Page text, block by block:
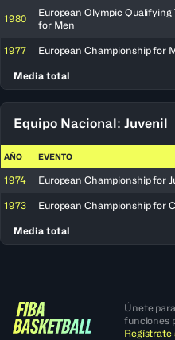
1980
European Olympic
for Men
1977 European Championship for
Media total
Equipo Nacional: Juvenil
AÑO EVENTO
1974 European Championship for
1973 European Championship for
Media total
Únete
funciones
Regístrate